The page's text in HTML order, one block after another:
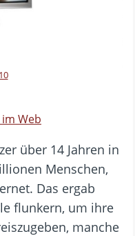
Web
über 14 Jahren in
Menschen,
Das ergab
flunkern, um ihre
manche